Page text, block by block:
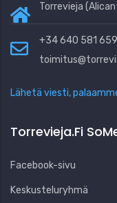
Torrevieja
+34 640 581 659
Lähetä viesti,
Torrevieja.fi
Facebook-sivu
Keskusteluryhmä